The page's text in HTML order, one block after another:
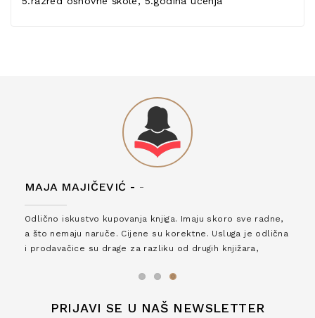
MAJA MAJIČEVIĆ - -
Odlično iskustvo kupovanja knjiga. Imaju skoro sve radne,
a što nemaju naruče. Cijene su korektne. Usluga je odlična
i prodavačice su drage za razliku od drugih knjižara,
PRIJAVI SE U NAŠ NEWSLETTER